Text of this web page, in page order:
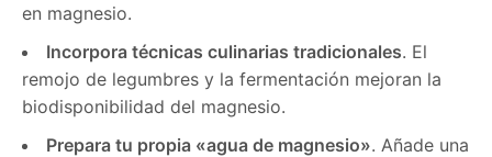
en magnesio.
Incorpora técnicas culinarias tradicionales. El
remojo de legumbres y la fermentación mejoran la
biodisponibilidad del magnesio.
Prepara tu propia «agua de magnesio». Añade una